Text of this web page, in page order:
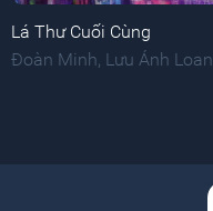
Lá Thư Cuối Cùng
Đoàn Minh Lưu Ánh Loan